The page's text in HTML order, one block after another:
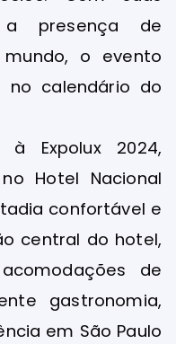
presença de
o evento
calendário do
Expolux 2024,
Hotel Nacional
confortável e
central do hotel,
de
gastronomia,
em São Paulo